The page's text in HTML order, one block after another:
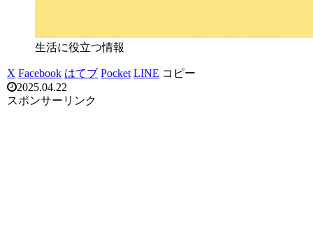
生活に役立つ情報
X Facebook はてブ Pocket LINE コピー
2025.04.22
スポンサーリンク